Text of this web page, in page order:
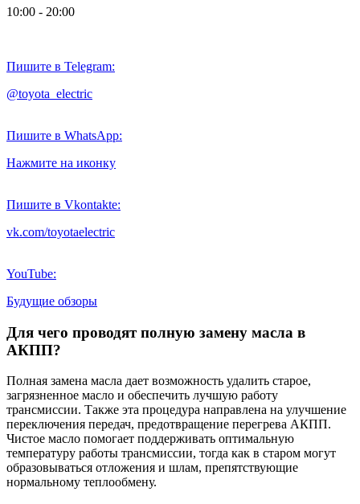
10:00 - 20:00
Пишите в Telegram:
@toyota_electric
Пишите в WhatsApp:
Нажмите на иконку
Пишите в Vkontakte:
vk.com/toyotaelectric
YouTube:
Будущие обзоры
Для чего проводят полную замену масла в
АКПП?
Полная замена масла дает возможность удалить старое,
загрязненное масло и обеспечить лучшую работу
трансмиссии. Также эта процедура направлена на улучшение
переключения передач, предотвращение перегрева АКПП.
Чистое масло помогает поддерживать оптимальную
температуру работы трансмиссии, тогда как в старом могут
образовываться отложения и шлам, препятствующие
нормальному теплообмену.